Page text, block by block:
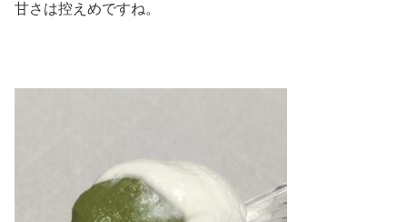
甘さは控えめですね。